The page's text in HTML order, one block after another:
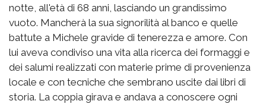
notte, all'età di 68 anni, lasciando un grandissimo
vuoto. Mancherà la sua signorilità al banco e quelle
battute a Michele gravide di tenerezza e amore. Con
lui aveva condiviso una vita alla ricerca dei formaggi e
dei salumi realizzati con materie prime di provenienza
locale e con tecniche che sembrano uscite dai libri di
storia. La coppia girava e andava a conoscere ogni